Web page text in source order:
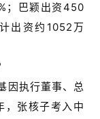
；巴颖出资450
出资约1052万
因执行董事、总
，张核子考入中